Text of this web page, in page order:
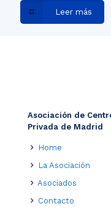
Leer más
Asociación de
Privada de Madrid
Home
La Asociación
Asociados
Contacto